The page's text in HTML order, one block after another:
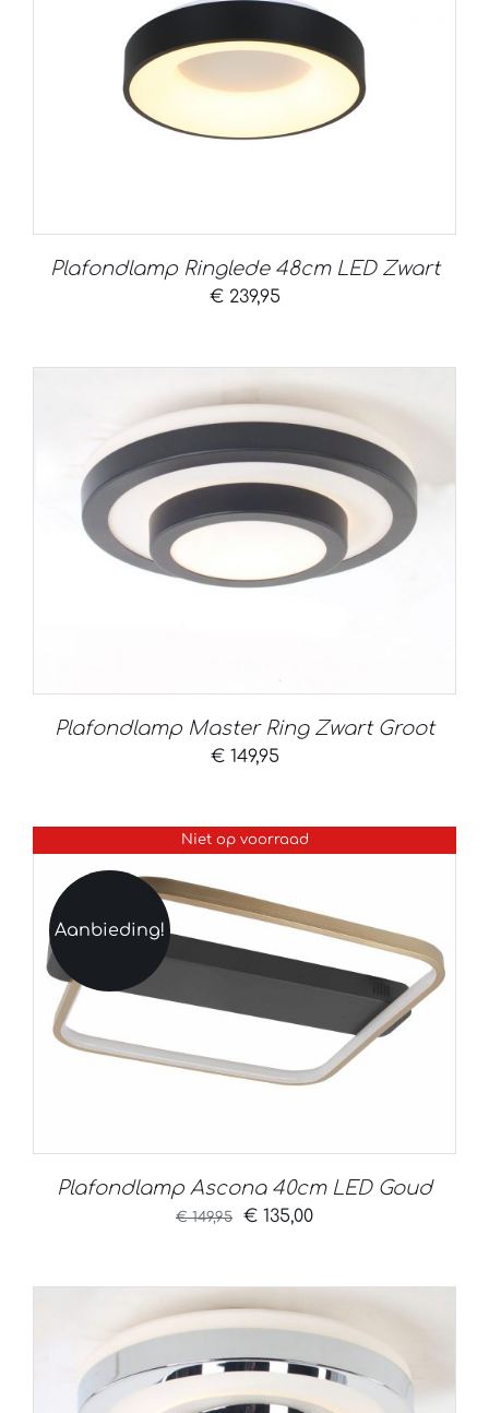
Plafondlamp Ringlede 48cm LED Zwart
€239,95
Plafondlamp Master Ring Zwart Groot
€149,95
Niet op voorraad
Aanbieding!
Plafondlamp Ascona 40cm LED Goud
€149,95
Oorspronkelijke
€ 149,95.
€ 135,00Huidige